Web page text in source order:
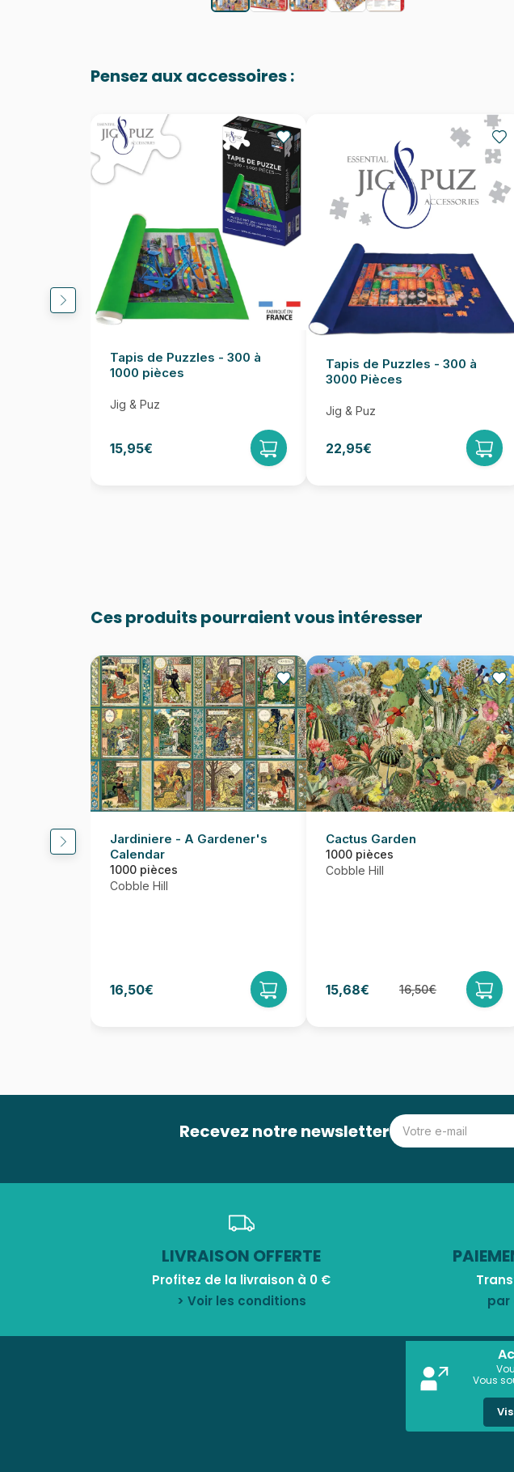
Pensez aux accessoires :
Tapis de Puzzles - 300 à
1000 pièces
Jig & Puz
15,95€
Tapis de Puzzles - 300 à
3000 Pièces
Jig & Puz
22,95€
Ces produits pourraient vous intéresser
Jardiniere - A Gardener's
Calendar
1000 pièces
Cobble Hill
16,50€
Cactus Garden
1000 pièces
Cobble Hill
15,68€ 16,50€
Recevez notre newsletter
LIVRAISON OFFERTE
Profitez de la livraison à 0 €
> Voir les conditions
par
Vous